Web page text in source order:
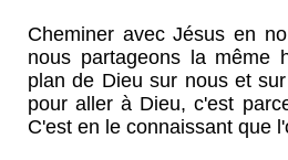
Cheminer avec Jésus en
nous partageons la même
plan de Dieu sur nous et
pour aller à Dieu, c'est
C'est en le connaissant que